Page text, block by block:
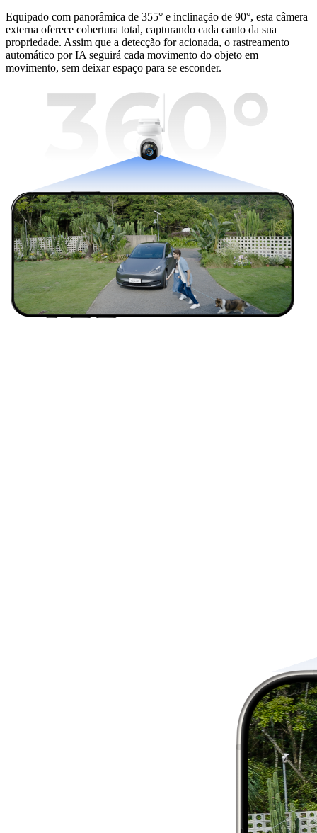
Equipado com panorâmica de 355° e inclinação de 90°, esta câmera
externa oferece cobertura total, capturando cada canto da sua
propriedade. Assim que a detecção for acionada, o rastreamento
automático por IA seguirá cada movimento do objeto em
movimento, sem deixar espaço para se esconder.